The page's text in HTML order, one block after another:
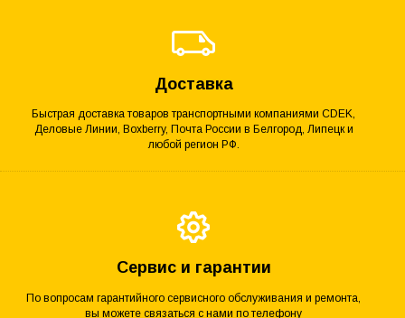
Доставка
Быстрая доставка товаров транспортными компаниями CDEK,
Деловые Линии, Boxberry, Почта России в Белгород, Липецк и
любой регион РФ.
Сервис и гарантии
По вопросам гарантийного сервисного обслуживания и ремонта,
вы можете связаться с нами по телефону